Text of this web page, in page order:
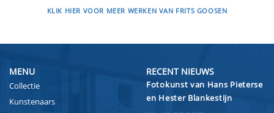
KLIK HIER VOOR MEER WERKEN VAN FRITS GOOSEN
MENU
Collectie
Kunstenaars
RECENT NIEUWS
Fotokunst van Hans Pieterse
en Hester Blankestijn